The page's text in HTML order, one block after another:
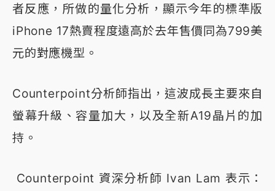
者反應，所做的量化分析，顯示今年的標準版
iPhone 17熱賣程度遠高於去年售價同為799美
元的對應機型。
Counterpoint分析師指出，這波成長主要來自
螢幕升級、容量加大，以及全新A19晶片的加
持。
Counterpoint 資深分析師 Ivan Lam 表示：